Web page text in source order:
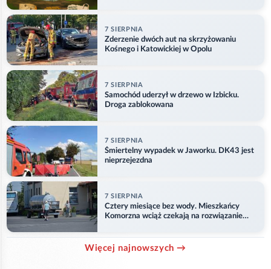
7 SIERPNIA
Zderzenie dwóch aut na skrzyżowaniu
Kośnego i Katowickiej w Opolu
7 SIERPNIA
Samochód uderzył w drzewo w Izbicku.
Droga zablokowana
7 SIERPNIA
Śmiertelny wypadek w Jaworku. DK43 jest
nieprzejezdna
7 SIERPNIA
Cztery miesiące bez wody. Mieszkańcy
Komorzna wciąż czekają na rozwiązanie
Więcej najnowszych →